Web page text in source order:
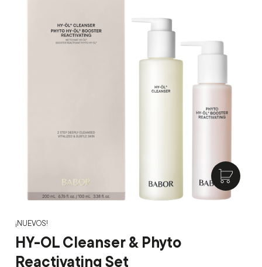
¡NUEVOS!
HY-OL Cleanser & Phyto
Reactivating Set